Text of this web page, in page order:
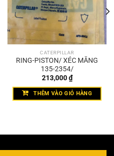
CATERPILLAR
RING-PISTON/ XÉC MĂNG
135-2354/
213,000₫
THÊM VÀO GIỎ HÀNG